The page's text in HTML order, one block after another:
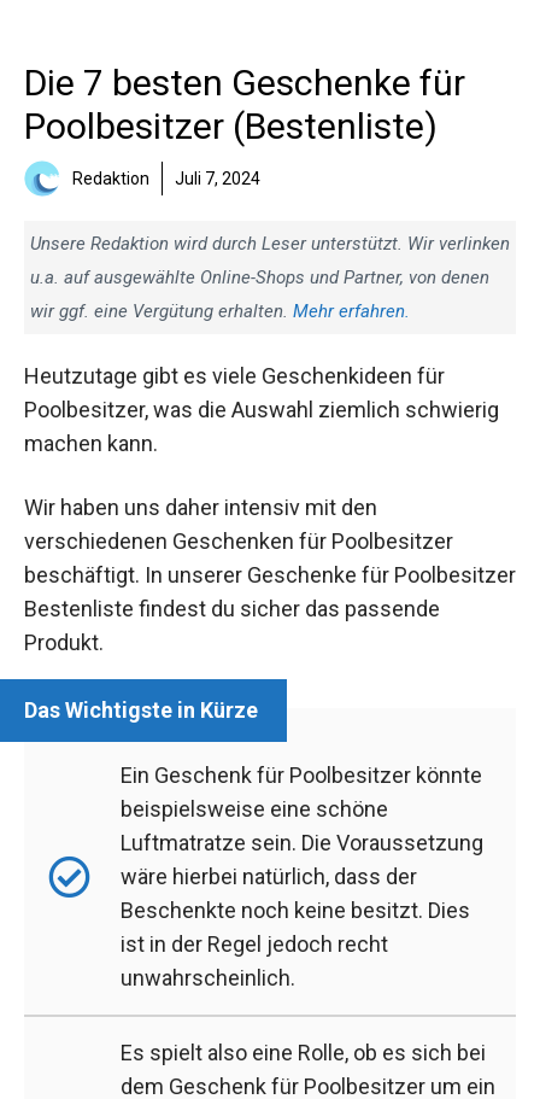
Die 7 besten Geschenke für
Poolbesitzer (Bestenliste)
Redaktion Juli 7, 2024
Unsere Redaktion wird durch Leser unterstützt. Wir verlinken
u.a. auf ausgewählte Online-Shops und Partner, von denen
wir ggf. eine Vergütung erhalten. Mehr erfahren.
Heutzutage gibt es viele Geschenkideen für
Poolbesitzer, was die Auswahl ziemlich schwierig
machen kann.
Wir haben uns daher intensiv mit den
verschiedenen Geschenken für Poolbesitzer
beschäftigt. In unserer Geschenke für Poolbesitzer
Bestenliste findest du sicher das passende
Produkt.
Ein Geschenk für Poolbesitzer könnte
beispielsweise eine schöne
Luftmatratze sein. Die Voraussetzung
wäre hierbei natürlich, dass der
Beschenkte noch keine besitzt. Dies
ist in der Regel jedoch recht
unwahrscheinlich.
Es spielt also eine Rolle, ob es sich bei
dem Geschenk für Poolbesitzer um ein